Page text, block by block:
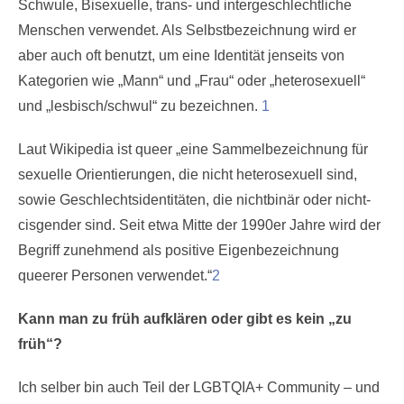
Schwule, Bisexuelle, trans- und intergeschlechtliche
Menschen verwendet. Als Selbstbezeichnung wird er
aber auch oft benutzt, um eine Identität jenseits von
Kategorien wie „Mann“ und „Frau“ oder „heterosexuell“
und „lesbisch/schwul“ zu bezeichnen. 1
Laut Wikipedia ist queer „eine Sammelbezeichnung für
sexuelle Orientierungen, die nicht heterosexuell sind,
sowie Geschlechtsidentitäten, die nichtbinär oder nicht-
cisgender sind. Seit etwa Mitte der 1990er Jahre wird der
Begriff zunehmend als positive Eigenbezeichnung
queerer Personen verwendet.“2
Kann man zu früh aufklären oder gibt es kein „zu
früh“?
Ich selber bin auch Teil der LGBTQIA+ Community – und